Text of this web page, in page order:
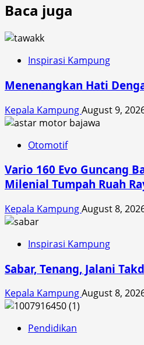
Perairan
berdayakan
ikan
di
Baca juga
Inspirasi Kampung
Menenangkan Hati
Kepala KampungAugust 9,
Otomotif
Vario 160 Evo Guncang
Milenial Tumpah Ruah
Kepala KampungAugust 8,
Inspirasi Kampung
Sabar, Tenang, Jalani
Kepala KampungAugust 8,
Pendidikan